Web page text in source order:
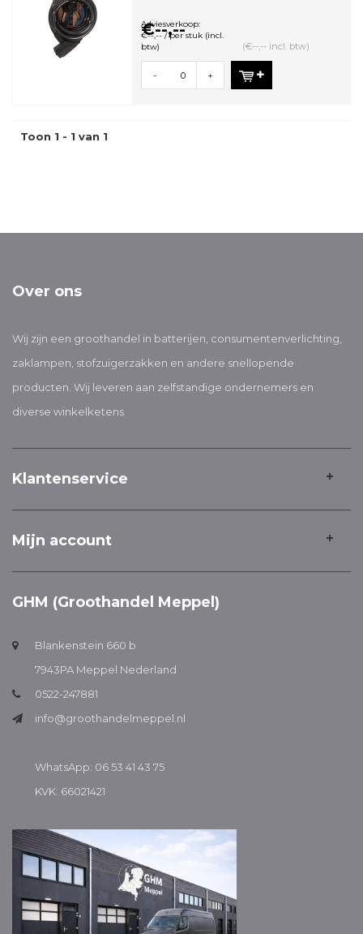
€--,--
Adviesverkoop:
€--,-- / per stuk (incl.
btw)
(€--,-- incl. btw)
- +
Toon 1 - 1 van 1
Over ons
Wij zijn een groothandel in batterijen, consumentenverlichting,
zaklampen, stofzuigerzakken en andere snellopende
producten. Wij leveren aan zelfstandige ondernemers en
diverse winkelketens
Klantenservice
Mijn account
GHM (Groothandel Meppel)
Blankenstein 660 b
7943PA Meppel Nederland
0522-247881
info@groothandelmeppel.nl
WhatsApp: 06 53 41 43 75
KVK: 66021421